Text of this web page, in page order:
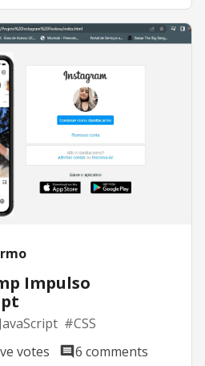
Impulso
JavaScript #CSS
votes
6 comments